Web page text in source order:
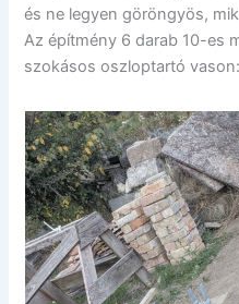
és ne legyen göröngyös,
Az építmény 6 darab 10-es
szokásos oszloptartó vason: